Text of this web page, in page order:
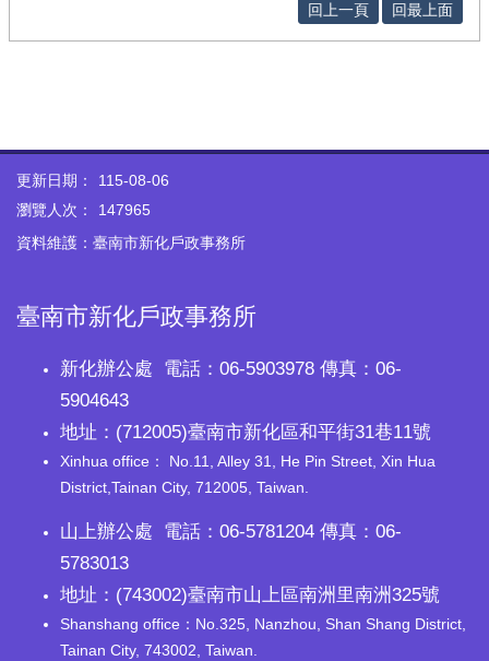
回上一頁 回最上面
更新日期：
115-08-06
瀏覽人次：
147965
資料維護：臺南市新化戶政事務所
臺南市新化戶政事務所
新化辦公處 電話：06-5903978 傳真：06-
5904643
地址：(712005)臺南市新化區和平街31巷11號
Xinhua office： No.11, Alley 31, He Pin Street, Xin Hua
District,Tainan City, 712005, Taiwan.
山上辦公處 電話：06-5781204 傳真：06-
5783013
地址：(743002)臺南市山上區南洲里南洲325號
Shanshang office：No.325, Nanzhou, Shan Shang District,
Tainan City, 743002, Taiwan.